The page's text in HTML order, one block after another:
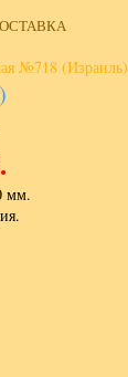
№718 (Израиль)
мм.